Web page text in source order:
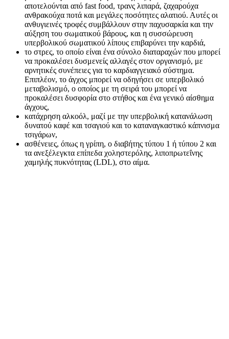
αποτελούνται από fast food, τρανς λιπαρά, ζαχαρούχα
ανθρακούχα ποτά και μεγάλες ποσότητες αλατιού. Αυτές οι
ανθυγιεινές τροφές συμβάλλουν στην παχυσαρκία και την
αύξηση του σωματικού βάρους, και η συσσώρευση
υπερβολικού σωματικού λίπους επιβαρύνει την καρδιά,
το στρες, το οποίο είναι ένα σύνολο διαταραχών που μπορεί
να προκαλέσει δυσμενείς αλλαγές στον οργανισμό, με
αρνητικές συνέπειες για το καρδιαγγειακό σύστημα.
Επιπλέον, το άγχος μπορεί να οδηγήσει σε υπερβολικό
μεταβολισμό, ο οποίος με τη σειρά του μπορεί να
προκαλέσει δυσφορία στο στήθος και ένα γενικό αίσθημα
άγχους,
κατάχρηση αλκοόλ, μαζί με την υπερβολική κατανάλωση
δυνατού καφέ και τσαγιού και το καταναγκαστικό κάπνισμα
τσιγάρων,
ασθένειες, όπως η γρίπη, ο διαβήτης τύπου 1 ή τύπου 2 και
τα ανεξέλεγκτα επίπεδα χοληστερόλης, λιποπρωτεΐνης
χαμηλής πυκνότητας (LDL), στο αίμα.